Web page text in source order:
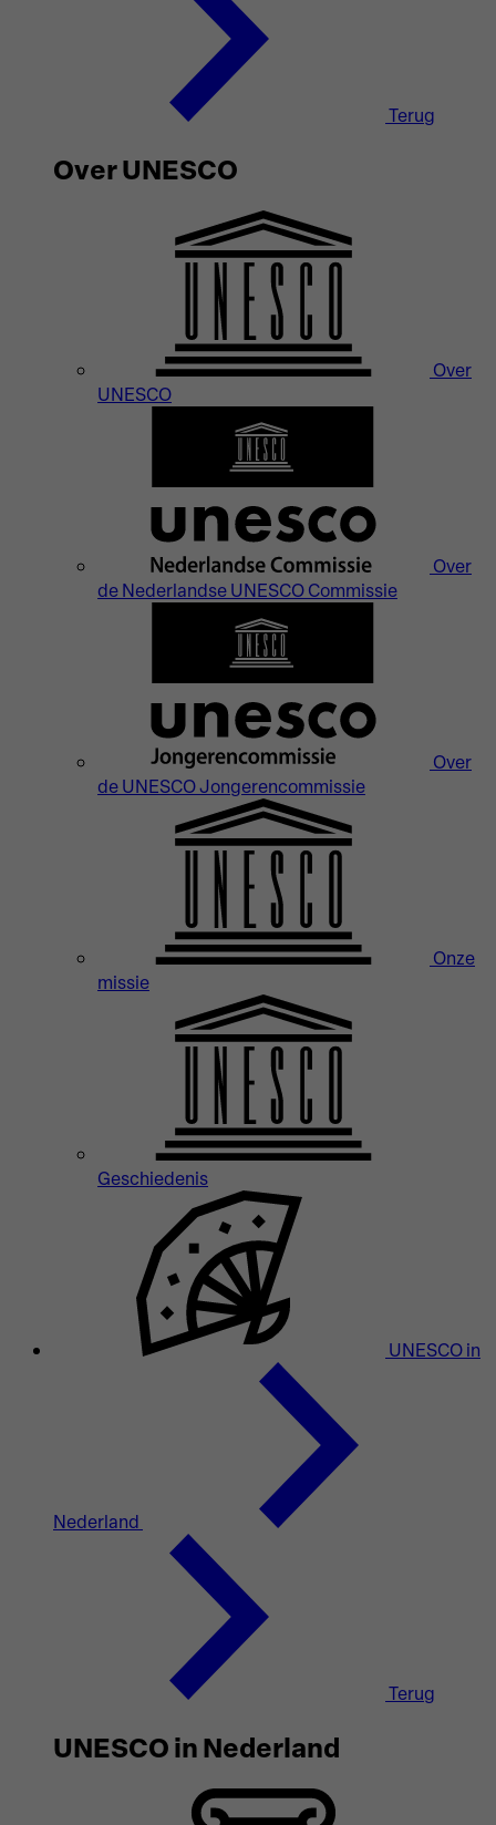
Terug
Over UNESCO
Over
UNESCO
Over
de Nederlandse UNESCO Commissie
Over
de UNESCO Jongerencommissie
Onze
missie
Geschiedenis
UNESCO in
Nederland
Terug
UNESCO in Nederland